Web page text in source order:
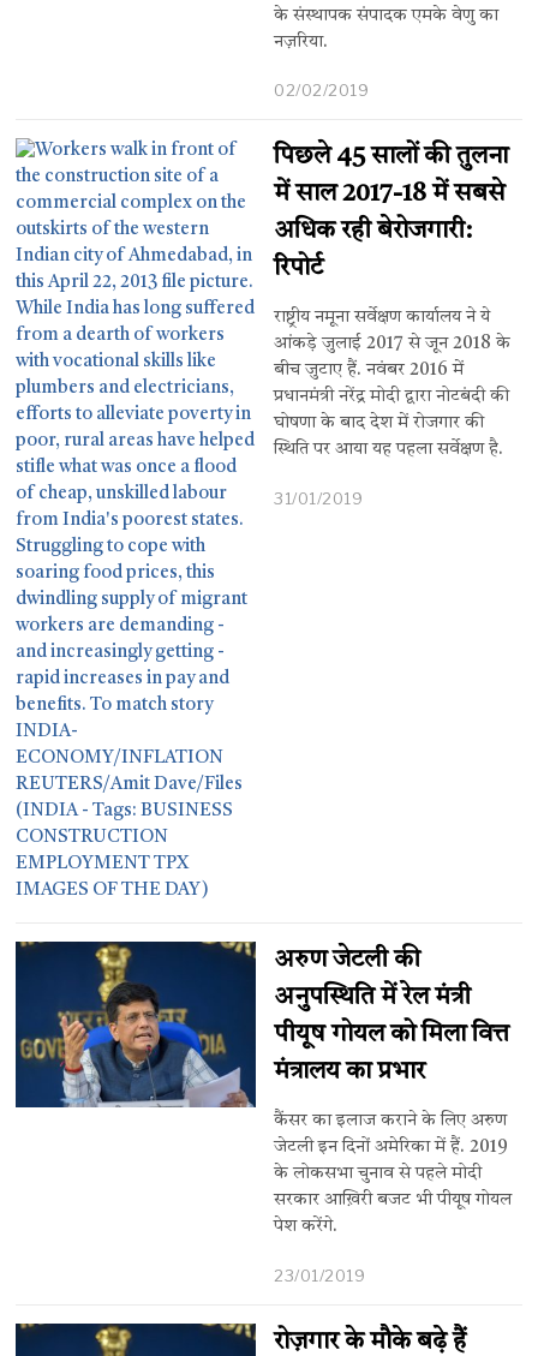
के संस्थापक संपादक एमके वेणु का
नज़रिया.
02/02/2019
पिछले 45 सालों की तुलना
में साल 2017-18 में सबसे
अधिक रही बेरोजगारी:
रिपोर्ट
राष्ट्रीय नमूना सर्वेक्षण कार्यालय ने ये
आंकड़े जुलाई 2017 से जून 2018 के
बीच जुटाए हैं. नवंबर 2016 में
प्रधानमंत्री नरेंद्र मोदी द्वारा नोटबंदी की
घोषणा के बाद देश में रोजगार की
स्थिति पर आया यह पहला सर्वेक्षण है.
31/01/2019
अरुण जेटली की
अनुपस्थिति में रेल मंत्री
पीयूष गोयल को मिला वित्त
मंत्रालय का प्रभार
कैंसर का इलाज कराने के लिए अरुण
जेटली इ​न दिनों अमेरिका में हैं. 2019
के लोकसभा चुनाव से पहले मोदी
सरकार आख़िरी बजट भी पीयूष गोयल
पेश करेंगे.
23/01/2019
रोज़गार के मौके बढ़े हैं